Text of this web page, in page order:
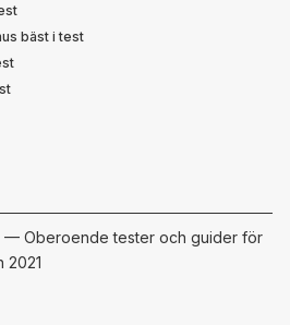
bäst i test
— Oberoende tester och guider för
2021